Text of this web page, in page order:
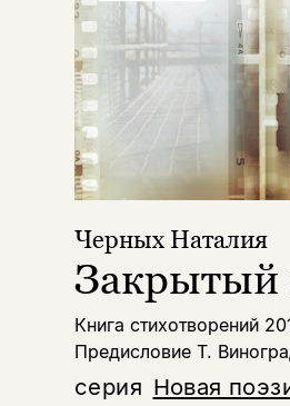
серия Новая
Черных Наталия
Закрытый
Книга стихотворений
Предисловие Т.